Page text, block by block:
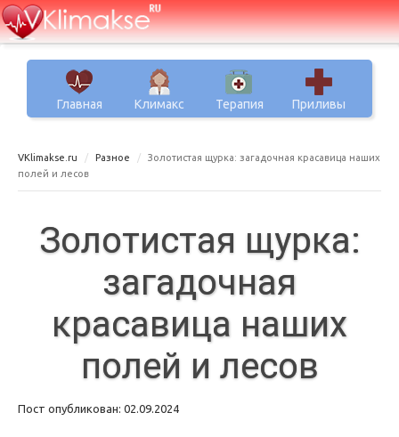
Главная Климакс Терапия Приливы
VKlimakse.ru Разное
Золотистая щурка: загадочная красавица наших
полей и лесов
Золотистая щурка:
загадочная
красавица наших
полей и лесов
Пост опубликован: 02.09.2024